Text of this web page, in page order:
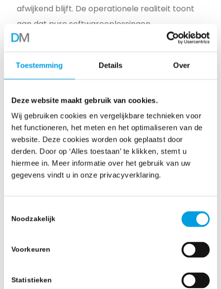
Toestemming Details Over
Deze website maakt gebruik van cookies.
Wij gebruiken cookies en vergelijkbare technieken voor
het functioneren, het meten en het optimaliseren van de
website. Deze cookies worden ook geplaatst door
derden. Door op ‘Alles toestaan’ te klikken, stemt u
hiermee in. Meer informatie over het gebruik van uw
gegevens vindt u in onze privacyverklaring.
Noodzakelijk
Voorkeuren
Statistieken
afwijkend blijft. De operationele realiteit toont
aan dat pure softwareoplossingen
disfunctioneren bij ongestructureerde input.
geaccepteerd format.
Data Accuracy. Lokale toeslagen, actuele
Bunker Adjustment Factors (BAF) en Currency
Adjustment Factors (CAF) arriveren in
fluctuerende lay-outs. Software presteert
onder de maat wanneer een tariefverhoging
Algoritmes lopen vast en weigeren de import uit
Hierdoor wordt operationeel personeel
handmatig te openen, te corrigeren en in een